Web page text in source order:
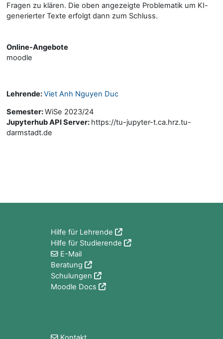
Fragen zu klären. Die oben angezeigte Problematik um KI-
generierter Texte erfolgt dann zum Schluss.
Online-Angebote
moodle
Lehrende:Viet Anh Nguyen Duc
Semester:WiSe 2023/24
Jupyterhub API Server: https://tu-jupyter-t.ca.hrz.tu-
darmstadt.de
Hilfe für Lehrende
Hilfe für Studierende
E-Mail
Beratung
Schulungen
Moodle Docs